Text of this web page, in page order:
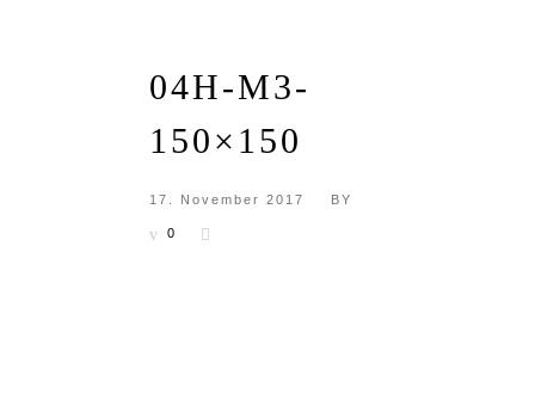
04H-M3-
150×150
17. November 2017 BY
0